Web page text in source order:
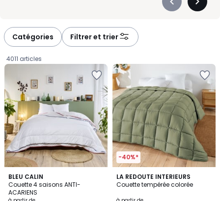
Précédent
Catégories Filtrer et trier
4011 articles
BLEU CALIN
Couette 4 saisons ANTI-
ACARIENS
4,6
/ 5
-40%*
LA REDOUTE INTERIEURS
Couette tempérée colorée
4,4
/ 5
6
Couleurs